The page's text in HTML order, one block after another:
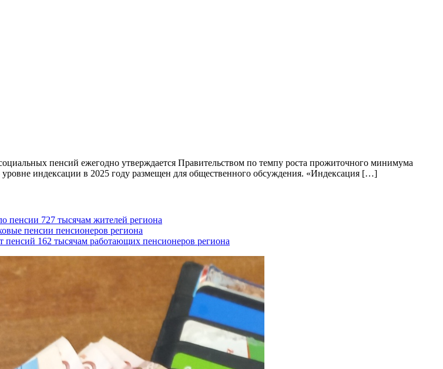
пенсий ежегодно утверждается Правительством по темпу роста прожиточного минимума
индексации в 2025 году размещен для общественного обсуждения. «Индексация […]
пенсии 727 тысячам жителей региона
пенсии пенсионеров региона
пенсий 162 тысячам работающих пенсионеров региона